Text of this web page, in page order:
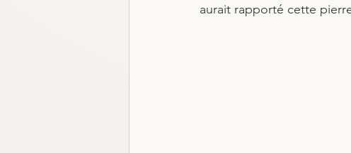
aurait rapporté cette